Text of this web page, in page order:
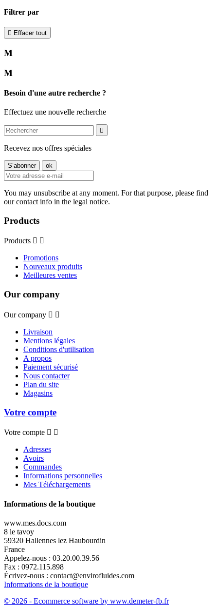
Filtrer par
 Effacer tout
M
M
Besoin d'une autre recherche ?
Effectuez une nouvelle recherche

Recevez nos offres spéciales
You may unsubscribe at any moment. For that purpose, please find
our contact info in the legal notice.
Products
Products  
Promotions
Nouveaux produits
Meilleures ventes
Our company
Our company  
Livraison
Mentions légales
Conditions d'utilisation
A propos
Paiement sécurisé
Nous contacter
Plan du site
Magasins
Votre compte
Votre compte  
Adresses
Avoirs
Commandes
Informations personnelles
Mes Téléchargements
Informations de la boutique
www.mes.docs.com
8 le tavoy
59320 Hallennes lez Haubourdin
France
Appelez-nous : 03.20.00.39.56
Fax : 0972.115.898
Écrivez-nous : contact@envirofluides.com
Informations de la boutique
© 2026 - Ecommerce software by www.demeter-fb.fr